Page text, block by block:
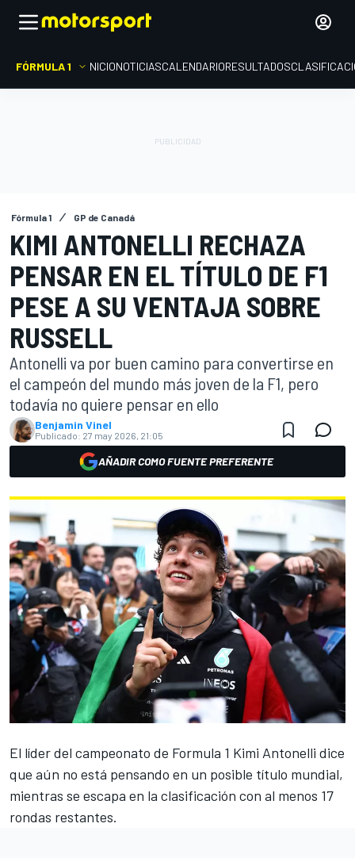
FÓRMULA 1 INICIONOTICIASCALENDARIORESULTADOS
Fórmula 1 GP de Canadá
KIMI ANTONELLI RECHAZA
PENSAR EN EL TÍTULO DE F1
PESE A SU VENTAJA SOBRE
RUSSELL
Antonelli va por buen camino para convertirse en
el campeón del mundo más joven de la F1, pero
todavía no quiere pensar en ello
Benjamin Vinel
Publicado: 27 may 2026, 21:05
AÑADIR COMO FUENTE PREFERENTE
El líder del campeonato de Formula 1 Kimi Antonelli dice
que aún no está pensando en un posible título mundial,
mientras se escapa en la clasificación con al menos 17
rondas restantes.